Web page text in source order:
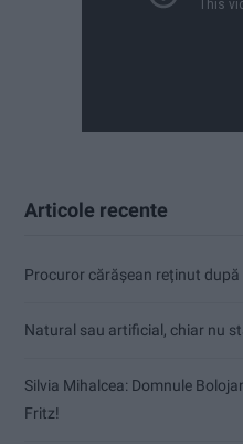
Articole recente
Procuror cărășean reținut
Natural sau artificial, chiar nu
Silvia Mihalcea: Domnule
Fritz!